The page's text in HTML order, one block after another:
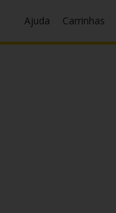
Ajuda Carrinhas